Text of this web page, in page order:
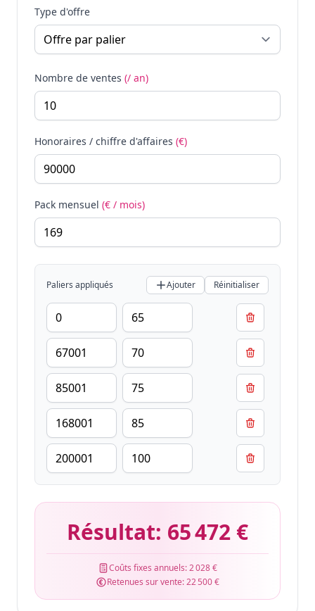
Type d'offre
Nombre de ventes (/ an)
Honoraires / chiffre d'affaires (€)
Pack mensuel (€ / mois)
Paliers appliqués Ajouter Réinitialiser
Résultat: 65 472 €
Coûts fixes annuels:2 028 €
Retenues sur vente:22 500 €